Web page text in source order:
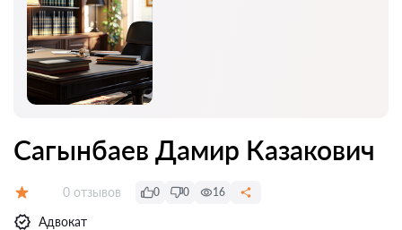
Сагынбаев Дамир Казакович
Отзывов:
0 отзывов 0 0 16
Адвокат